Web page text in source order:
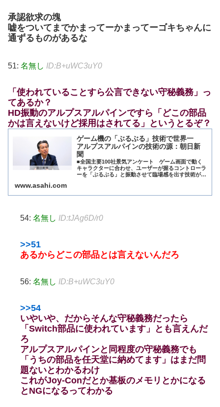
承認欲求の塊
嘘をついてまでかまってーかまってーゴキちゃんに
通ずるものがあるな
51: 名無し ID:B+uWC3uY0
「使われていることすら公言できない守秘義務」っ
てあるか？
HD振動のアルプスアルパインですら「どこの部品
かは言えないけど採用はされてる」というとるぞ？
ゲーム機の「ぶるぶる」技術で世界一
アルプスアルパインの技術の源：朝日新
聞
■全国主要100社景気アンケート ゲーム画面で動く
キャラクターに合わせ、ユーザーが握るコントローラ
ーを「ぶるぶる」と振動させて臨場感を出す技術があ
www.asahi.com
54: 名無し ID:tJAg6D/r0
>>51
あるからどこの部品とは言えないんだろ
56: 名無し ID:B+uWC3uY0
>>54
いやいや、だからそんな守秘義務だったら
「Switch部品に使われています」とも言えんだ
ろ
アルプスアルパインと同程度の守秘義務でも
「うちの部品を任天堂に納めてます」はまだ問
題ないとわかるわけ
これがJoy-Conだとか基板のメモリとかになる
とNGになるってわかる